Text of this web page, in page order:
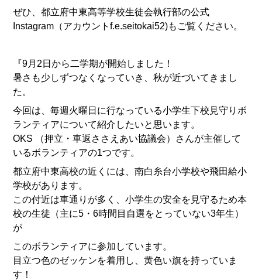
ぜひ、都立府中東高等学校生徒会執行部の公式
Instagram（アカウントf.e.seitokai52)もご覧ください。
『9月2日から二学期が開始しました！
暑さも少しずつなくなっていき、秋が近づいてきまし
た。
今回は、毎週火曜日に行なっている小学生下校見守りボ
ランティアについて紹介したいと思います。
OKS （押立・車返ささえあい協議会）さんが主催して
いるボランティアの1つです。
都立府中東高校の近くには、南白糸台小学校や飛田給小
学校があります。
この付近は車通りが多く、小学生の安全を見守るため本
校の生徒（主に5・6時間目自選をとっていない3年生）
が
このボランティアに参加しています。
目立つ色のゼッケンを着用し、黄色い旗を持っていま
す！